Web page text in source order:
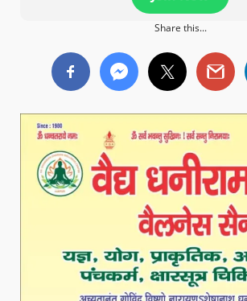
Share this...